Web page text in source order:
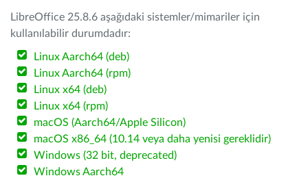
LibreOffice 25.8.6 aşağıdaki sistemler/mimariler için
kullanılabilir durumdadır:
Linux Aarch64 (deb)
Linux Aarch64 (rpm)
Linux x64 (deb)
Linux x64 (rpm)
macOS (Aarch64/Apple Silicon)
macOS x86_64 (10.14 veya daha yenisi gereklidir)
Windows (32 bit, deprecated)
Windows Aarch64